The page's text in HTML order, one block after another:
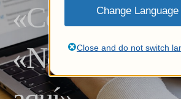
«Como
«No puedo
Change Language
Close and do not switch